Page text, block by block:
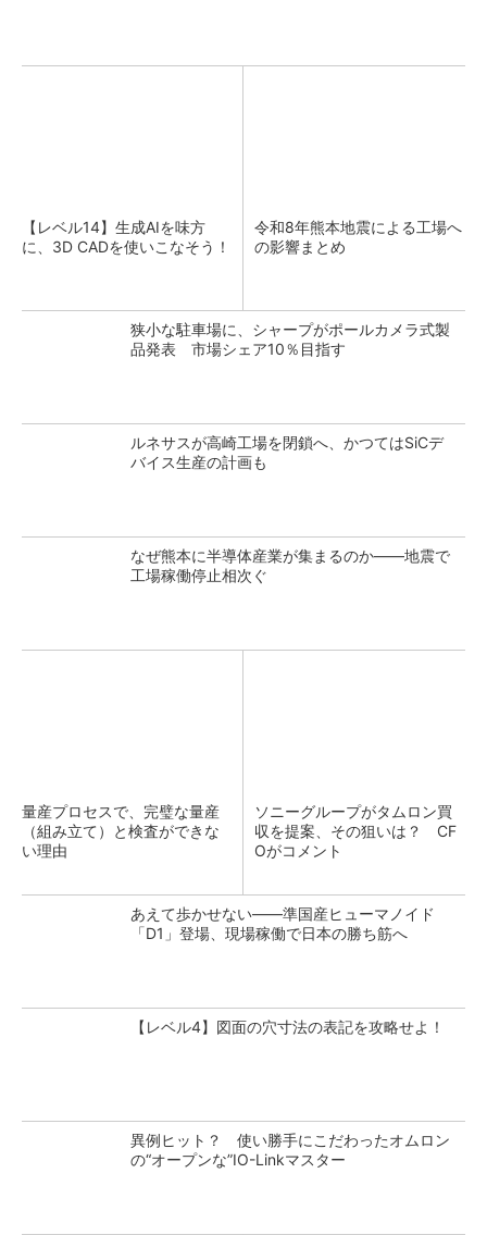
【レベル14】生成AIを味方
に、3D CADを使いこなそう！
令和8年熊本地震による工場へ
の影響まとめ
狭小な駐車場に、シャープがポールカメラ式製
品発表 市場シェア10％目指す
ルネサスが高崎工場を閉鎖へ、かつてはSiCデ
バイス生産の計画も
なぜ熊本に半導体産業が集まるのか――地震で
工場稼働停止相次ぐ
量産プロセスで、完璧な量産
（組み立て）と検査ができな
い理由
ソニーグループがタムロン買
収を提案、その狙いは？ CF
Oがコメント
あえて歩かせない――準国産ヒューマノイド
「D1」登場、現場稼働で日本の勝ち筋へ
【レベル4】図面の穴寸法の表記を攻略せよ！
異例ヒット？ 使い勝手にこだわったオムロン
の“オープンな”IO-Linkマスター